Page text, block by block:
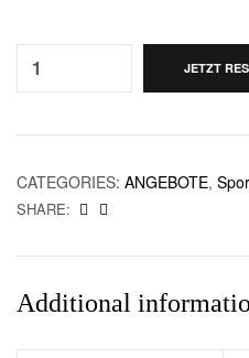
JETZT
CATEGORIES: ANGEBOTE,
SHARE:
Additional